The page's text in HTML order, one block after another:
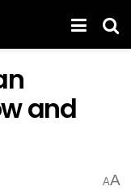
and
AA